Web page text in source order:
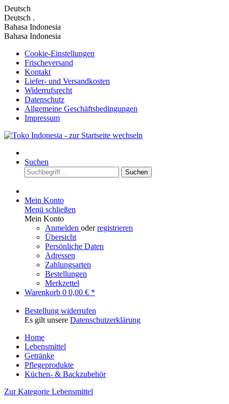
Deutsch
Deutsch .
Bahasa Indonesia
Bahasa Indonesia
Cookie-Einstellungen
Frischeversand
Kontakt
Liefer- und Versandkosten
Widerrufsrecht
Datenschutz
Allgemeine Geschäftsbedingungen
Impressum
Suchen
Suchen
Mein Konto
Menü schließen
Mein Konto
Anmelden oderregistrieren
Übersicht
Persönliche Daten
Adressen
Zahlungsarten
Bestellungen
Merkzettel
Warenkorb 0 0,00 € *
Bestellung widerrufen
Es gilt unsere Datenschutzerklärung
Home
Lebensmittel
Getränke
Pflegeprodukte
Küchen- & Backzubehör
Zur Kategorie Lebensmittel